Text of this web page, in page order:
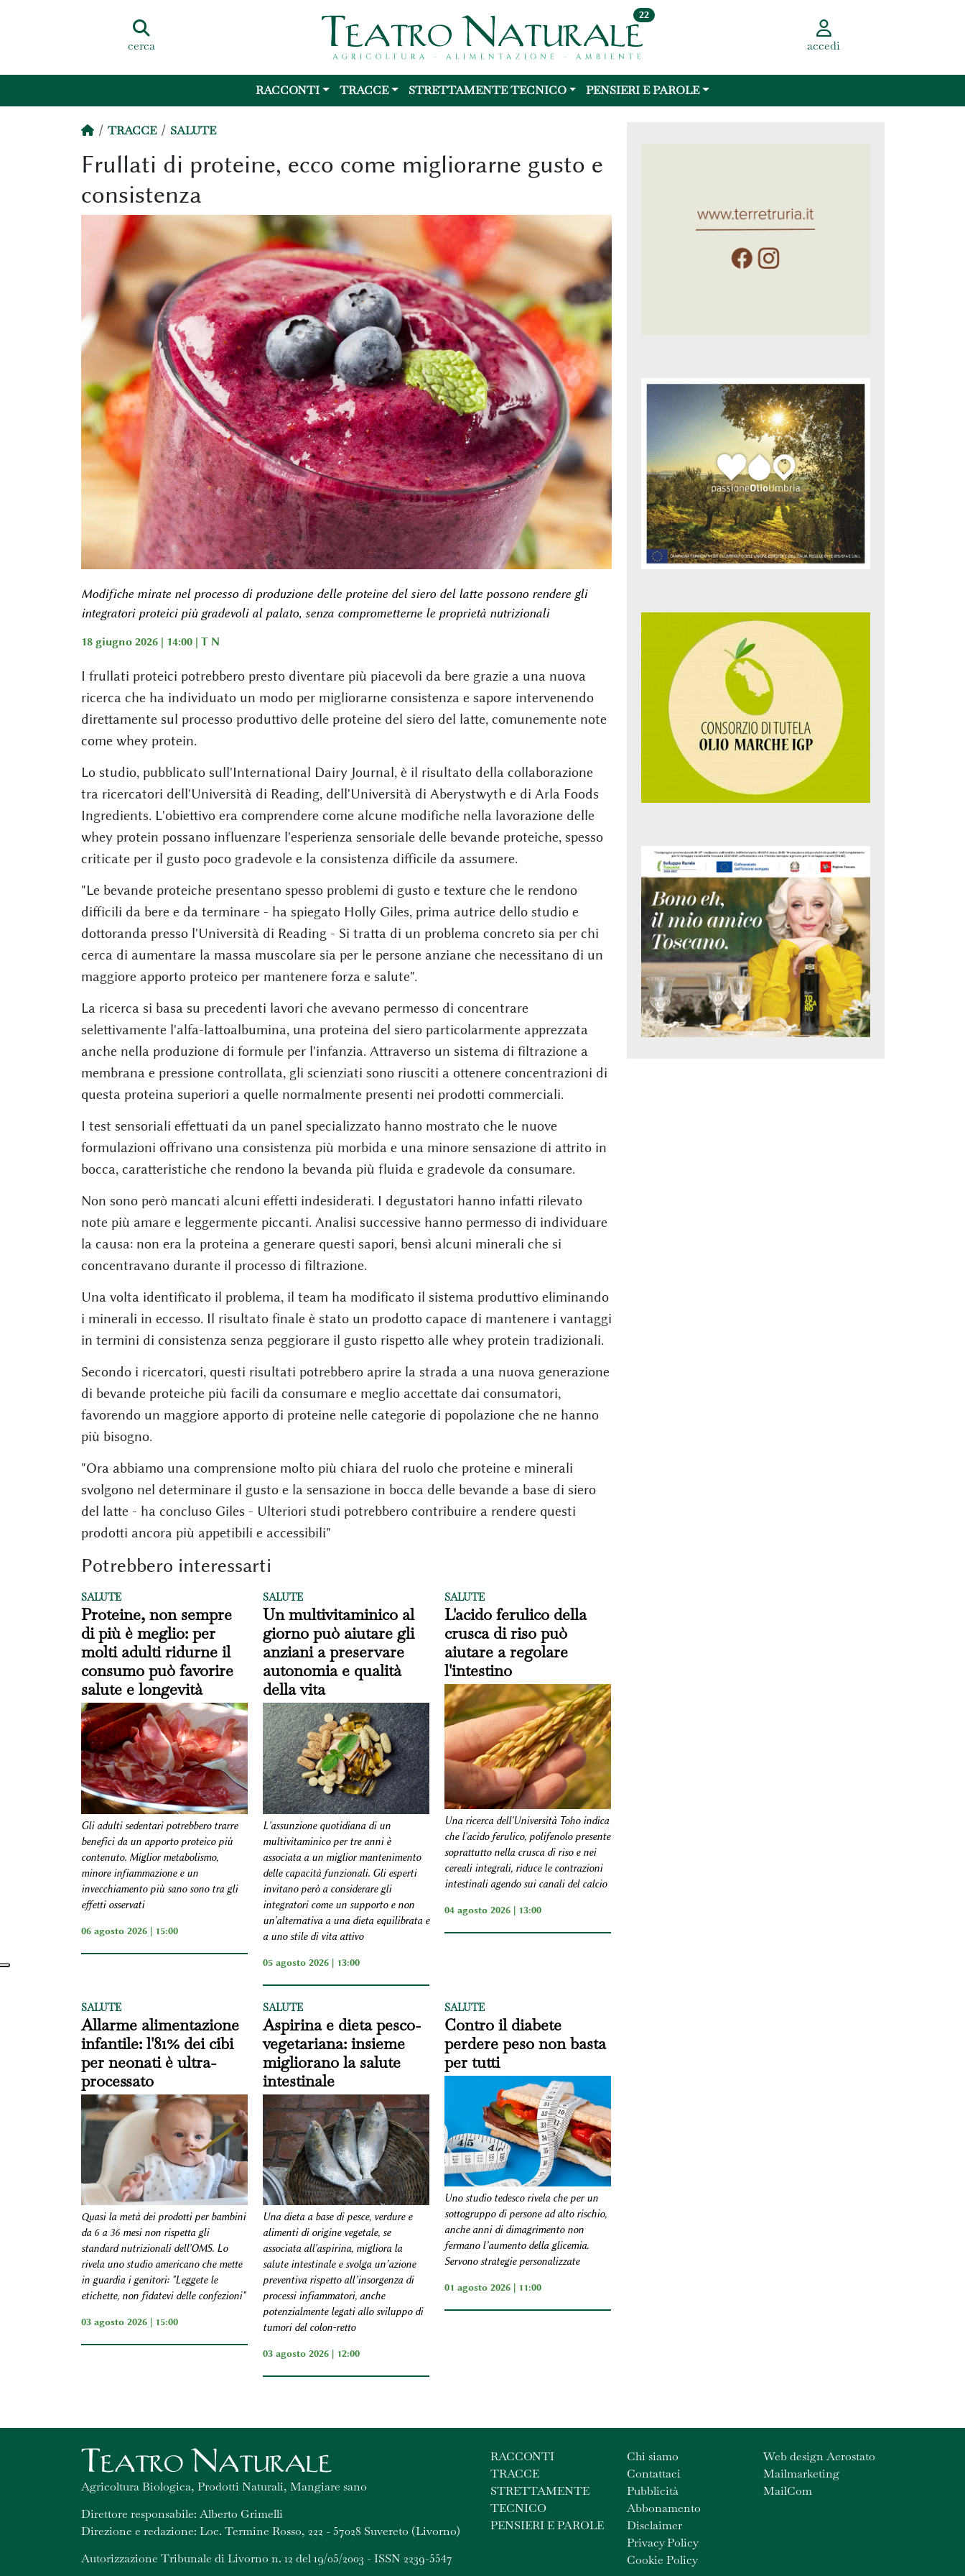
cerca
22
accedi
RACCONTI TRACCE STRETTAMENTE TECNICO PENSIERI E PAROLE
TRACCE SALUTE
Frullati di proteine, ecco come migliorarne gusto e
consistenza
Modifiche mirate nel processo di produzione delle proteine del siero del latte possono rendere gli
integratori proteici più gradevoli al palato, senza comprometterne le proprietà nutrizionali
18 giugno 2026 | 14:00 | T N
I frullati proteici potrebbero presto diventare più piacevoli da bere grazie a una nuova
ricerca che ha individuato un modo per migliorarne consistenza e sapore intervenendo
direttamente sul processo produttivo delle proteine del siero del latte, comunemente note
come whey protein.
Lo studio, pubblicato sull'International Dairy Journal, è il risultato della collaborazione
tra ricercatori dell'Università di Reading, dell'Università di Aberystwyth e di Arla Foods
Ingredients. L'obiettivo era comprendere come alcune modifiche nella lavorazione delle
whey protein possano influenzare l'esperienza sensoriale delle bevande proteiche, spesso
criticate per il gusto poco gradevole e la consistenza difficile da assumere.
"Le bevande proteiche presentano spesso problemi di gusto e texture che le rendono
difficili da bere e da terminare - ha spiegato Holly Giles, prima autrice dello studio e
dottoranda presso l'Università di Reading - Si tratta di un problema concreto sia per chi
cerca di aumentare la massa muscolare sia per le persone anziane che necessitano di un
maggiore apporto proteico per mantenere forza e salute".
La ricerca si basa su precedenti lavori che avevano permesso di concentrare
selettivamente l'alfa-lattoalbumina, una proteina del siero particolarmente apprezzata
anche nella produzione di formule per l'infanzia. Attraverso un sistema di filtrazione a
membrana e pressione controllata, gli scienziati sono riusciti a ottenere concentrazioni di
questa proteina superiori a quelle normalmente presenti nei prodotti commerciali.
I test sensoriali effettuati da un panel specializzato hanno mostrato che le nuove
formulazioni offrivano una consistenza più morbida e una minore sensazione di attrito in
bocca, caratteristiche che rendono la bevanda più fluida e gradevole da consumare.
Non sono però mancati alcuni effetti indesiderati. I degustatori hanno infatti rilevato
note più amare e leggermente piccanti. Analisi successive hanno permesso di individuare
la causa: non era la proteina a generare questi sapori, bensì alcuni minerali che si
concentravano durante il processo di filtrazione.
Una volta identificato il problema, il team ha modificato il sistema produttivo eliminando
i minerali in eccesso. Il risultato finale è stato un prodotto capace di mantenere i vantaggi
in termini di consistenza senza peggiorare il gusto rispetto alle whey protein tradizionali.
Secondo i ricercatori, questi risultati potrebbero aprire la strada a una nuova generazione
di bevande proteiche più facili da consumare e meglio accettate dai consumatori,
favorendo un maggiore apporto di proteine nelle categorie di popolazione che ne hanno
più bisogno.
"Ora abbiamo una comprensione molto più chiara del ruolo che proteine e minerali
svolgono nel determinare il gusto e la sensazione in bocca delle bevande a base di siero
del latte - ha concluso Giles - Ulteriori studi potrebbero contribuire a rendere questi
prodotti ancora più appetibili e accessibili"
Potrebbero interessarti
SALUTE
Proteine, non sempre
di più è meglio: per
molti adulti ridurne il
consumo può favorire
salute e longevità
Gli adulti sedentari potrebbero trarre
benefici da un apporto proteico più
contenuto. Miglior metabolismo,
minore infiammazione e un
invecchiamento più sano sono tra gli
effetti osservati
06 agosto 2026 | 15:00
SALUTE
Un multivitaminico al
giorno può aiutare gli
anziani a preservare
autonomia e qualità
della vita
L'assunzione quotidiana di un
multivitaminico per tre anni è
associata a un miglior mantenimento
delle capacità funzionali. Gli esperti
invitano però a considerare gli
integratori come un supporto e non
un'alternativa a una dieta equilibrata e
a uno stile di vita attivo
05 agosto 2026 | 13:00
SALUTE
L'acido ferulico della
crusca di riso può
aiutare a regolare
l'intestino
Una ricerca dell'Università Toho indica
che l'acido ferulico, polifenolo presente
soprattutto nella crusca di riso e nei
cereali integrali, riduce le contrazioni
intestinali agendo sui canali del calcio
04 agosto 2026 | 13:00
SALUTE
Allarme alimentazione
infantile: l'81% dei cibi
per neonati è ultra-
processato
Quasi la metà dei prodotti per bambini
da 6 a 36 mesi non rispetta gli
standard nutrizionali dell'OMS. Lo
rivela uno studio americano che mette
in guardia i genitori: "Leggete le
etichette, non fidatevi delle confezioni"
03 agosto 2026 | 15:00
SALUTE
Aspirina e dieta pesco-
vegetariana: insieme
migliorano la salute
intestinale
Una dieta a base di pesce, verdure e
alimenti di origine vegetale, se
associata all'aspirina, migliora la
salute intestinale e svolga un’azione
preventiva rispetto all’insorgenza di
processi infiammatori, anche
potenzialmente legati allo sviluppo di
tumori del colon-retto
03 agosto 2026 | 12:00
SALUTE
Contro il diabete
perdere peso non basta
per tutti
Uno studio tedesco rivela che per un
sottogruppo di persone ad alto rischio,
anche anni di dimagrimento non
fermano l’aumento della glicemia.
Servono strategie personalizzate
01 agosto 2026 | 11:00
Agricoltura Biologica, Prodotti Naturali, Mangiare sano
Direttore responsabile: Alberto Grimelli
Direzione e redazione: Loc. Termine Rosso, 222 - 57028 Suvereto (Livorno)
Autorizzazione Tribunale di Livorno n. 12 del 19/05/2003 - ISSN 2239-5547
RACCONTI
TRACCE
STRETTAMENTE
TECNICO
PENSIERI E PAROLE
Chi siamo
Contattaci
Pubblicità
Abbonamento
Disclaimer
Privacy Policy
Cookie Policy
Web design Aerostato
Mailmarketing
MailCom